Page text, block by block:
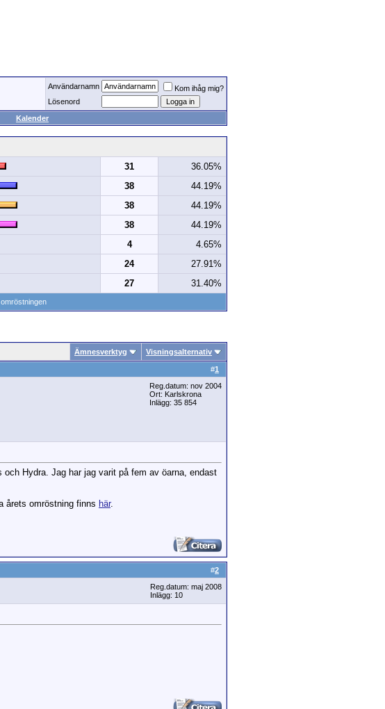
Användarnamn
Kom ihåg mig?
Lösenord
Kalender
31
36.05%
38
44.19%
38
44.19%
38
44.19%
4
4.65%
24
27.91%
27 31.40%
omröstningen
Ämnesverktyg Visningsalternativ
#1
Reg.datum: nov 2004
Ort: Karlskrona
Inlägg: 35 854
Hydra. Jag har jag varit på fem av öarna, endast
årets omröstning finns här.
#2
Reg.datum: maj 2008
Inlägg: 10